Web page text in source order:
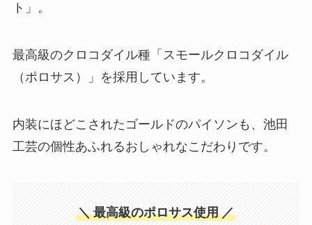
ト」。
最高級のクロコダイル種「スモールクロコダイル
（ポロサス）」を採用しています。
内装にほどこされたゴールドのパイソンも、池田
工芸の個性あふれるおしゃれなこだわりです。
＼ 最高級のポロサス使用 ／